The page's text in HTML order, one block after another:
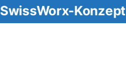
SwissWorx-Konzept